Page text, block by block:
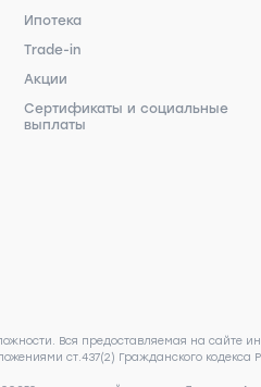
Ипотека
Trade-in
Акции
Сертификаты и социальные
выплаты
Вся предоставляемая на сайте
ст.437(2) Гражданского кодекса